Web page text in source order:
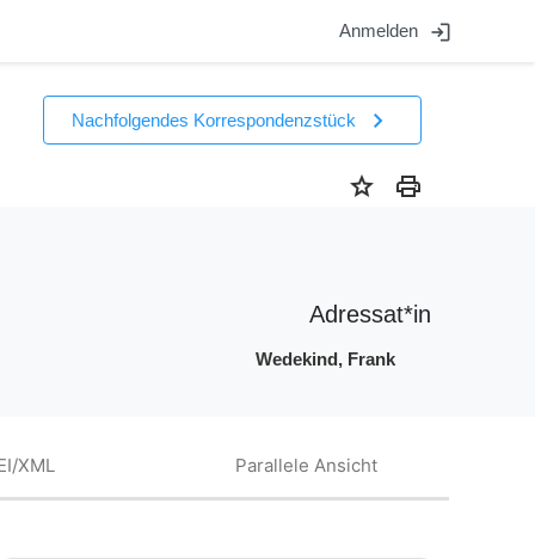
Anmelden login
Nachfolgendes Korrespondenzstück chevron_right
star print
Adressat*in
Wedekind, Frank
XML Parallele Ansicht